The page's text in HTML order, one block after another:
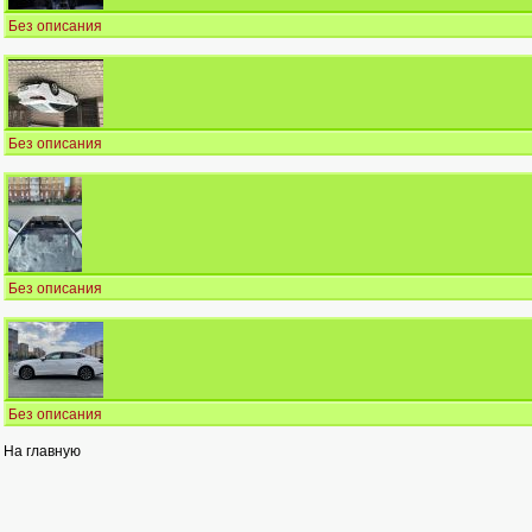
Без описания
Без описания
Без описания
Без описания
На главную